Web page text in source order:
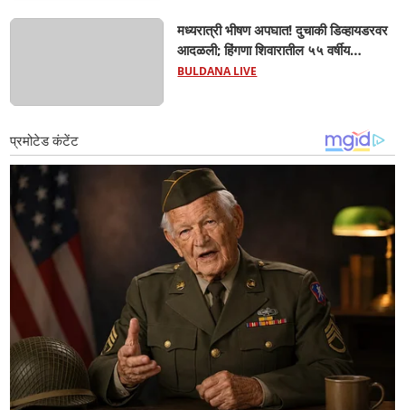
मध्यरात्री भीषण अपघात! दुचाकी डिव्हायडरवर
आदळली; हिंगणा शिवारातील ५५ वर्षीय
शेतकऱ्याचा जागीच मृत्यू! खांडवी–हिंगणा मार्गावर
BULDANA LIVE